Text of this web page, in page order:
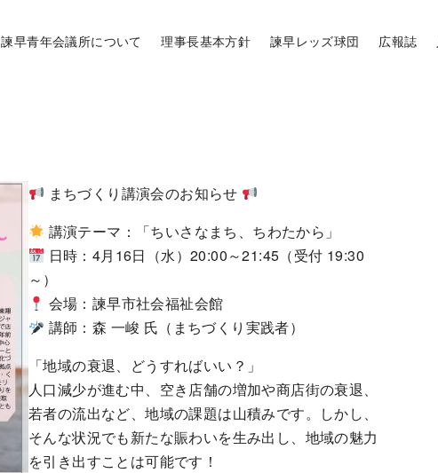
諫早青年会議所について 理事長基本方針 諫早レッズ球団 広報誌
まちづくり講演会のお知らせ
講演テーマ：「ちいさなまち、ちわたから」
日時：4月16日（水）20:00～21:45（受付 19:30
～）
会場：諫早市社会福祉会館
講師：森 一峻 氏（まちづくり実践者）
「地域の衰退、どうすればいい？」
人口減少が進む中、空き店舗の増加や商店街の衰退、
若者の流出など、地域の課題は山積みです。しかし、
そんな状況でも新たな賑わいを生み出し、地域の魅力
を引き出すことは可能です！